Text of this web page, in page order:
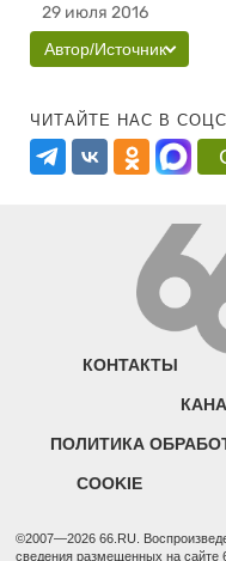
29 июля 2016
Автор/Источник
ЧИТАЙТЕ НАС В
КОНТАКТЫ
ПОЛИТИКА
COOKIE
©2007—2026 66.RU.
сведения размещенных на сайте